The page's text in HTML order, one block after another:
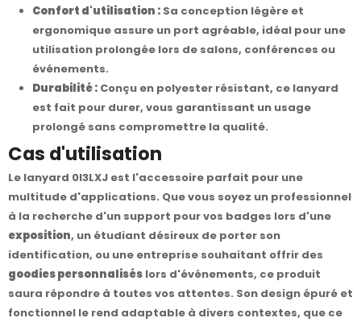
Confort d'utilisation : Sa conception légère et
ergonomique assure un port agréable, idéal pour une
utilisation prolongée lors de salons, conférences ou
événements.
Durabilité : Conçu en polyester résistant, ce lanyard
est fait pour durer, vous garantissant un usage
prolongé sans compromettre la qualité.
Cas d'utilisation
Le lanyard 0I3LXJ est l'accessoire parfait pour une
multitude d'applications. Que vous soyez un professionnel
à la recherche d'un support pour vos badges lors d'une
exposition, un étudiant désireux de porter son
identification, ou une entreprise souhaitant offrir des
goodies personnalisés lors d'événements, ce produit
saura répondre à toutes vos attentes. Son design épuré et
fonctionnel le rend adaptable à divers contextes, que ce